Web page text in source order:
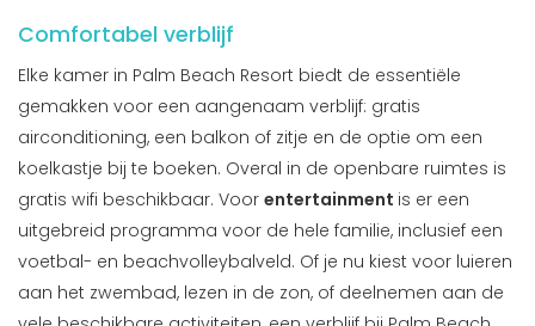
Comfortabel verblijf
Elke kamer in Palm Beach Resort biedt de essentiële
gemakken voor een aangenaam verblijf: gratis
airconditioning, een balkon of zitje en de optie om een
koelkastje bij te boeken. Overal in de openbare ruimtes is
gratis wifi beschikbaar. Voor entertainment is er een
uitgebreid programma voor de hele familie, inclusief een
voetbal- en beachvolleybalveld. Of je nu kiest voor luieren
aan het zwembad, lezen in de zon, of deelnemen aan de